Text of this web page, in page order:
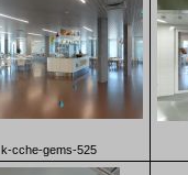
k-cche-gems-525